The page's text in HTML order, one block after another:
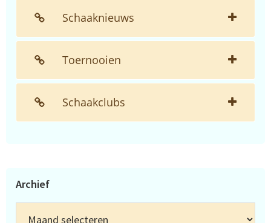
Schaaknieuws
Toernooien
Schaakclubs
Archief